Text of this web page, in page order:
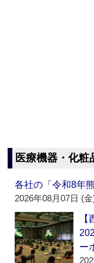
医療機器・化粧
各社の「令和8年
2026年08月07日 (金
ー